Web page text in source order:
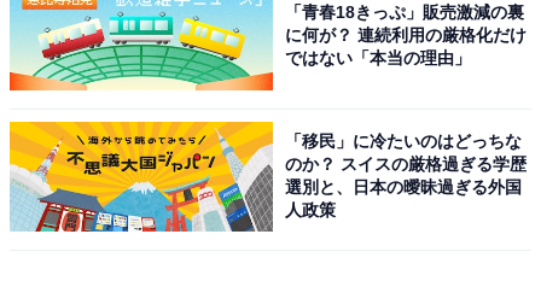
「青春18きっぷ」販売激減の裏
に何が？ 連続利用の厳格化だけ
ではない「本当の理由」
「移民」に冷たいのはどっちな
のか？ スイスの厳格過ぎる学歴
選別と、日本の曖昧過ぎる外国
人政策